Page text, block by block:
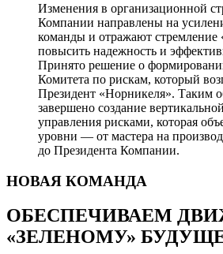
Изменения в организационной
Компании направлены на
команды и отражают стремление
повысить надежность и
Принято решение о
Комитета по рискам, который
Президент «Норникеля». Таким
завершено создание
управления рисками, которая
уровни — от мастера на
до Президента Компании.
НОВАЯ КОМАНДА
ОБЕСПЕЧИВАЕМ
«ЗЕЛЕНОМУ»